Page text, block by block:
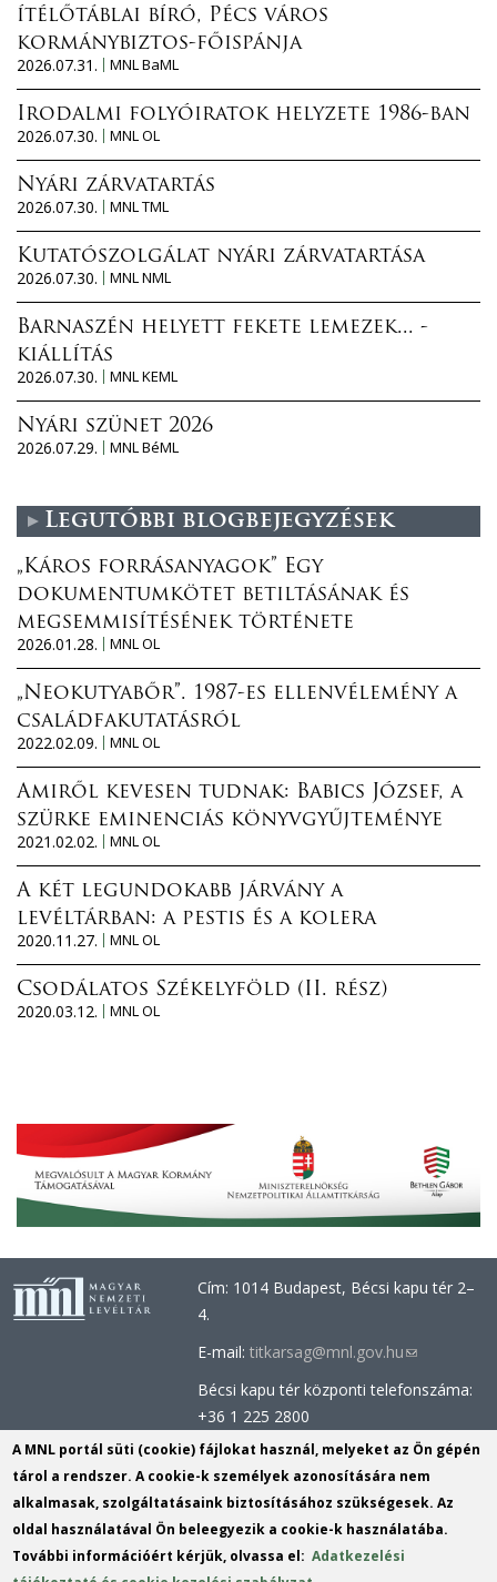
ítélőtáblai bíró, Pécs város
kormánybiztos-főispánja
2026.07.31.
MNL BaML
Irodalmi folyóiratok helyzete 1986-ban
2026.07.30.
MNL OL
Nyári zárvatartás
2026.07.30.
MNL TML
Kutatószolgálat nyári zárvatartása
2026.07.30.
MNL NML
Barnaszén helyett fekete lemezek... -
kiállítás
2026.07.30.
MNL KEML
Nyári szünet 2026
2026.07.29.
MNL BéML
Legutóbbi blogbejegyzések
„Káros forrásanyagok” Egy
dokumentumkötet betiltásának és
megsemmisítésének története
2026.01.28.
MNL OL
„Neokutyabőr”. 1987-es ellenvélemény a
családfakutatásról
2022.02.09.
MNL OL
Amiről kevesen tudnak: Babics József, a
szürke eminenciás könyvgyűjteménye
2021.02.02.
MNL OL
A két legundokabb járvány a
levéltárban: a pestis és a kolera
2020.11.27.
MNL OL
Csodálatos Székelyföld (II. rész)
2020.03.12.
MNL OL
Cím: 1014 Budapest, Bécsi kapu tér 2–
4.
E-mail:titkarsag@mnl.gov.hu(link
sends
mail)
Bécsi kapu tér központi telefonszáma:
+36 1 225 2800
Óbudai épület központi telefonszáma:
+36 1 437 0660
Információs Iroda (Kutatószolgálat):
info@mnl.gov.hu(link
sends
Tel.: +36 1 225 2843, +36 1 225 2844
A MNL portál süti (cookie) fájlokat használ, melyeket az Ön gépén
tárol a rendszer. A cookie-k személyek azonosítására nem
alkalmasak, szolgáltatásaink biztosításához szükségesek. Az
oldal használatával Ön beleegyezik a cookie-k használatába.
További információért kérjük, olvassa el:Adatkezelési